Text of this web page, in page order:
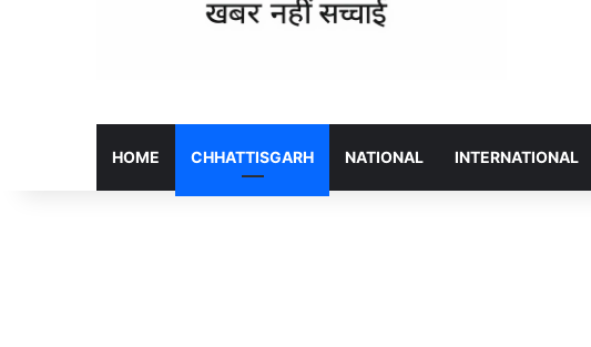
HOME CHHATTISGARH NATIONAL INTERNATIONAL